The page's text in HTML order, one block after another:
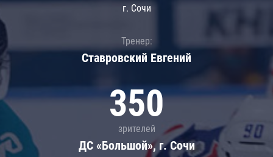
г. Сочи
Тренер:
Ставровский Евгений
350
зрителей
ДС «Большой», г. Сочи